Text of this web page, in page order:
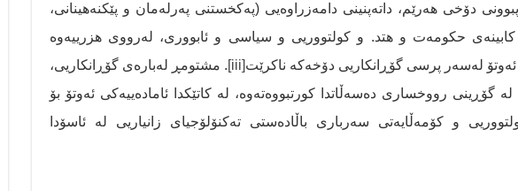
دۆخی هەرێم، داتەپنینی دامەزراوەیی (پەکخستنی پەرلەمان و پێکنەهینانی،
حکومەت و هتد. و کولتووریی و سیاسی و ئابووری، لەرووی هزرییەوە
لەسەر پرسی گۆڕانکاریی دۆخەکە ناکرێت[iii]
. مشتومڕ لەبارەی گۆڕانکاریی،
گۆڕینی رووخساری دەسەڵاتدا کورتبووەتەوە، لە کاتێکدا ئامادەییەکی ئەوتۆ بۆ
و کۆمەڵایەتی سەرباری باڵادەستی تەکنۆلۆجیای زانیاریی لە ئاسۆدا